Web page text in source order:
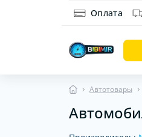
Оплата
Автотовары